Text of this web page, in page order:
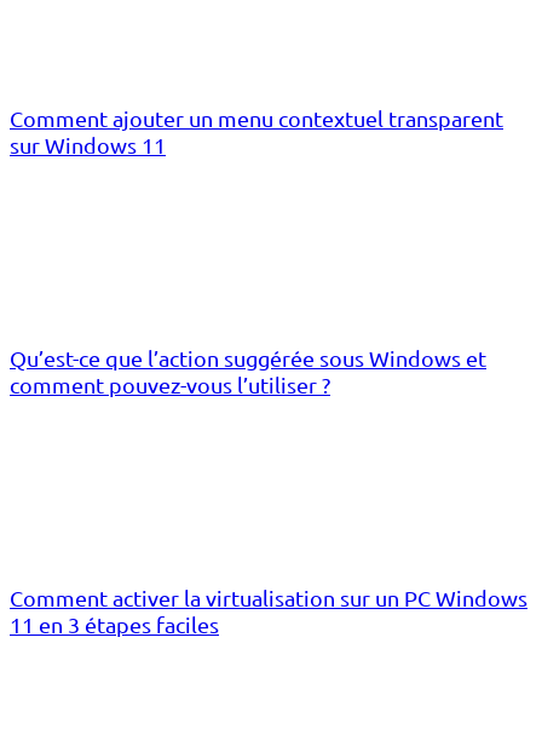
Comment ajouter un menu contextuel transparent
sur Windows 11
Qu’est-ce que l’action suggérée sous Windows et
comment pouvez-vous l’utiliser ?
Comment activer la virtualisation sur un PC Windows
11 en 3 étapes faciles